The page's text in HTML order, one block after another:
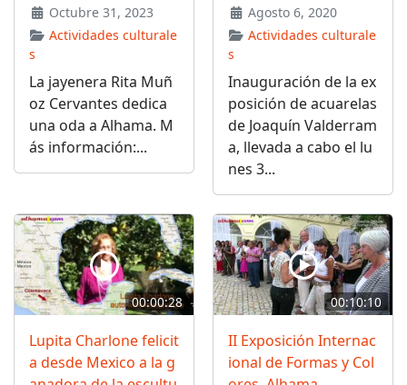
Octubre 31, 2023
Actividades culturale
s
La jayenera Rita Muñ
oz Cervantes dedica
una oda a Alhama. M
ás información:...
Agosto 6, 2020
Actividades culturale
s
Inauguración de la ex
posición de acuarelas
de Joaquín Valderram
a, llevada a cabo el lu
nes 3...
00:00:28
Lupita Charlone felicit
a desde Mexico a la g
00:10:10
II Exposición Internac
ional de Formas y Col